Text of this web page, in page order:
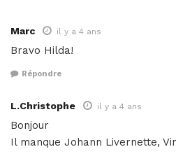
Marc il y a 4 ans
Bravo Hilda!
Répondre
L.Christophe il y a 4 ans
Bonjour
Il manque Johann Livernette,